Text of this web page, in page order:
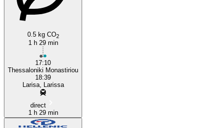
0.5 kg CO2
1 h 29 min
17:10
Thessaloniki Monastiriou
18:39
Larisa, Larissa
direct
1 h 29 min